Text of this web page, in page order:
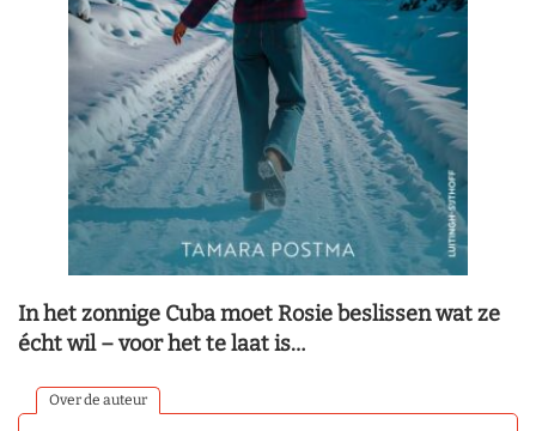
In het zonnige Cuba moet Rosie beslissen wat ze
écht wil – voor het te laat is…
Over de auteur